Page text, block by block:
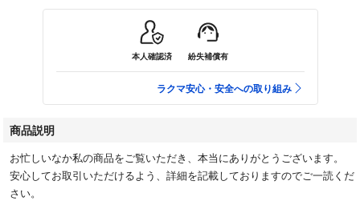
本人確認済 紛失補償有
ラクマ安心・安全への取り組み
商品説明
お忙しいなか私の商品をご覧いただき、本当にありがとうございます。
安心してお取引いただけるよう、詳細を記載しておりますのでご一読くだ
さい。